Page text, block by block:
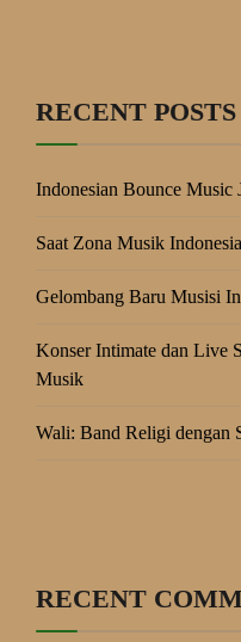
RECENT POSTS
Indonesian Bounce
Saat Zona Musik
Gelombang Baru Musisi
Konser Intimate dan Live
Musik
Wali: Band Religi dengan
RECENT